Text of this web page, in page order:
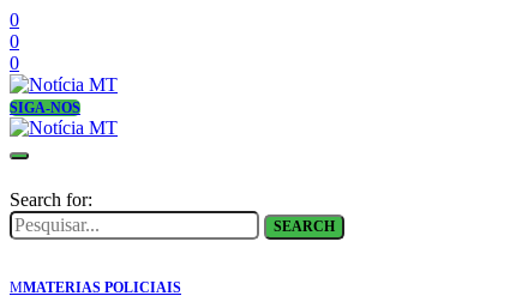
0
0
0
SIGA-NOS
Search for:
SEARCH
MMATERIAS POLICIAIS